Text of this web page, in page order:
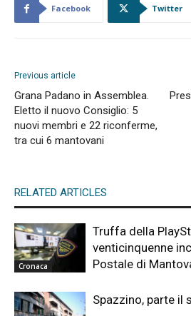
Facebook Twitter
Previous article
Grana Padano in Assemblea.
Eletto il nuovo Consiglio: 5
nuovi membri e 22 riconferme,
tra cui 6 mantovani
RELATED ARTICLES
Cronaca
Truffa della
venticinquenne
Postale di
Spazzino, parte il